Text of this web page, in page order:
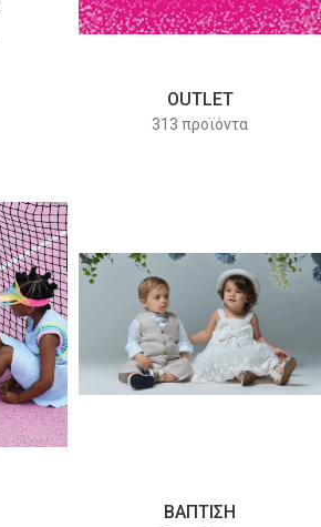
OUTLET
313 προϊόντα
ΒΑΠΤΙΣΗ